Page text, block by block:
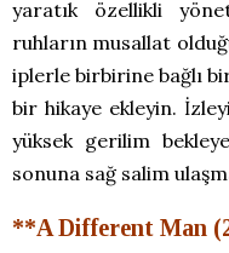
yaratık özellikli
ruhların musallat
iplerle birbirine bağlı
bir hikaye ekleyin.
yüksek gerilim
sonuna sağ salim
**A Different Man